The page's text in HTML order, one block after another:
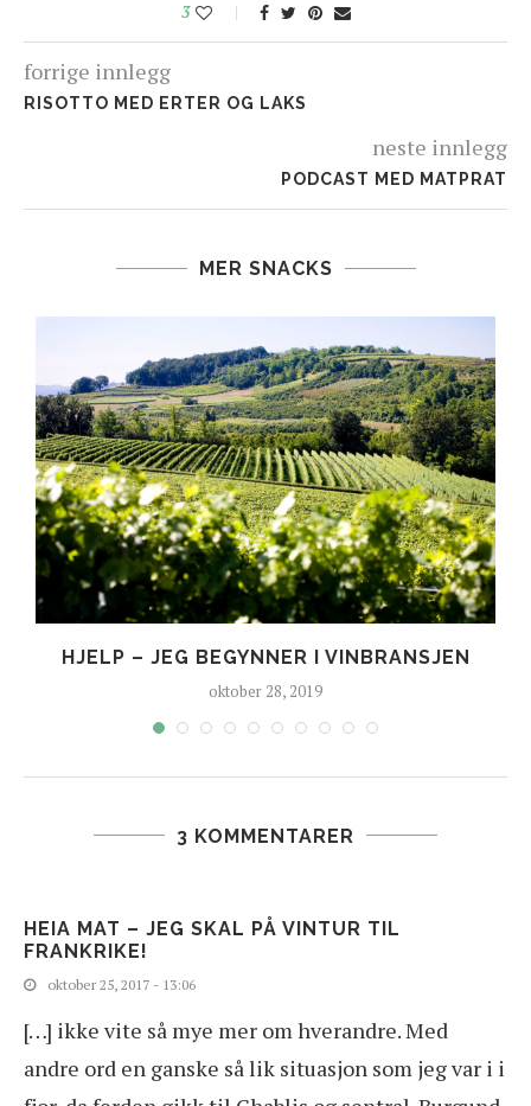
3
forrige innlegg
RISOTTO MED ERTER OG LAKS
neste innlegg
PODCAST MED MATPRAT
MER SNACKS
HJELP – JEG BEGYNNER I VINBRANSJEN
oktober 28, 2019
3 KOMMENTARER
HEIA MAT – JEG SKAL PÅ VINTUR TIL
FRANKRIKE!
oktober 25, 2017 - 13:06
[…] ikke vite så mye mer om hverandre. Med
andre ord en ganske så lik situasjon som jeg var i i